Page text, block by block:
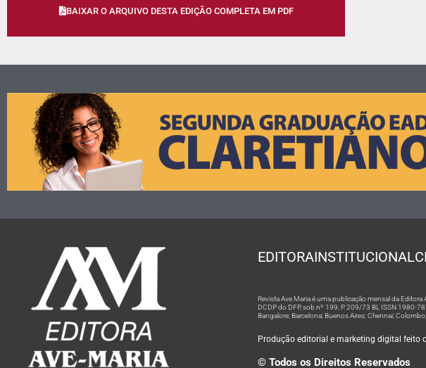
BAIXAR O ARQUIVO DESTA EDIÇÃO COMPLETA EM PDF
EDITORAINSTITUCIONAL
Revista Ave Maria é uma publicação mensal da
DCDP do DFP, sob nº 199, P. 209/73 BL ISSN 1980-
Bangalore; Barcelona; Buenos Aires; Chennai;
Produção editorial e marketing digital feito
© Todos os Direitos Reservados